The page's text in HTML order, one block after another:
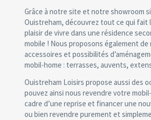
Grâce à notre site et notre showroom
Ouistreham, découvrez tout ce qui fait
plaisir de vivre dans une résidence
mobile ! Nous proposons également de
accessoires et possibilités
mobil-home : terrasses, auvents,
Ouistreham Loisirs propose aussi des
pouvez ainsi nous revendre votre
cadre d’une reprise et financer une
ou bien revendre purement et